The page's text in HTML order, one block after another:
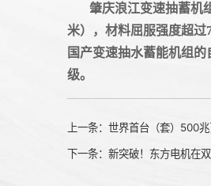
肇庆浪江变速抽蓄机
米），材料屈服强度超
国产变速抽水蓄能机组
级。
上一条： 世界首台（套）500
下一条： 新突破！东方电机在